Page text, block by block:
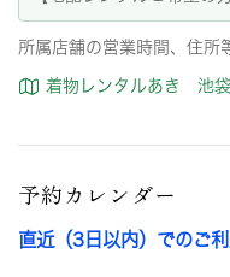
所属店舗の営業時間、住所
着物レンタルあき 池
予約カレンダー
直近（3日以内）でのご